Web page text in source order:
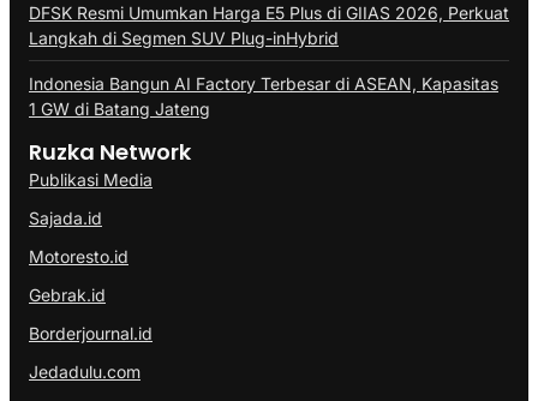
DFSK Resmi Umumkan Harga E5 Plus di GIIAS 2026, Perkuat
Langkah di Segmen SUV Plug-inHybrid
Indonesia Bangun AI Factory Terbesar di ASEAN, Kapasitas
1 GW di Batang Jateng
Ruzka Network
Publikasi Media
Sajada.id
Motoresto.id
Gebrak.id
Borderjournal.id
Jedadulu.com